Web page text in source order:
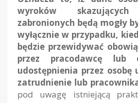
wyroków
zabronionych będą mogły
wyłącznie w przypadku,
będzie przewidywać
przez pracodawcę lub
udostępnienia przez osobę
zatrudnienie lub
pod uwagę istniejącą